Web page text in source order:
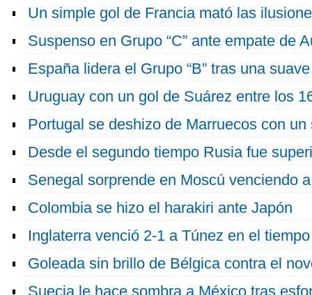
Un simple gol de Francia mató las
Suspenso en Grupo “C” ante empate de
España lidera el Grupo “B” tras una
Uruguay con un gol de Suárez entre los
Portugal se deshizo de Marruecos con
Desde el segundo tiempo Rusia fue
Senegal sorprende en Moscú venciendo
Colombia se hizo el harakiri ante Japón
Inglaterra venció 2-1 a Túnez en el
Goleada sin brillo de Bélgica contra el
Suecia le hace sombra a México tras